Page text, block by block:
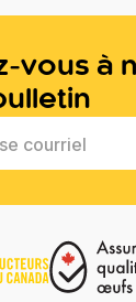
vous à
courriel